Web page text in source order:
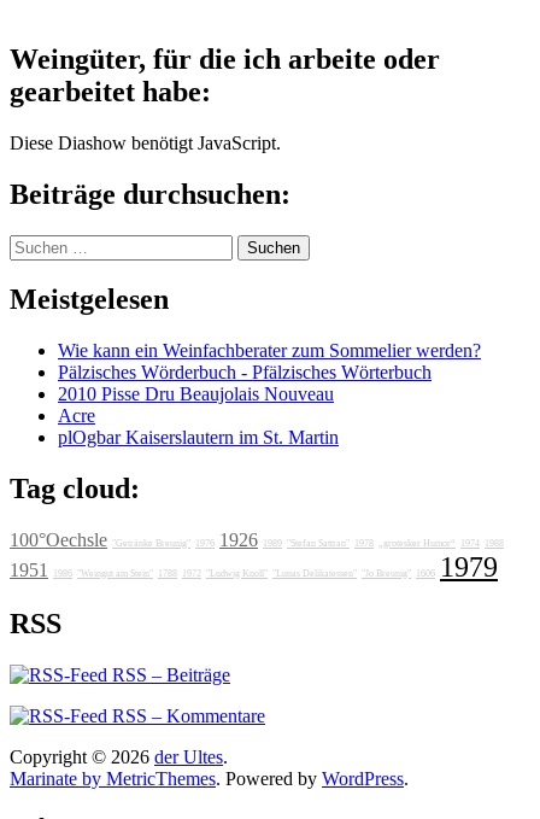
Weingüter, für die ich arbeite oder
gearbeitet habe:
Diese Diashow benötigt JavaScript.
Beiträge durchsuchen:
Suchen
nach:
Meistgelesen
Wie kann ein Weinfachberater zum Sommelier werden?
Pälzisches Wörderbuch - Pfälzisches Wörterbuch
2010 Pisse Dru Beaujolais Nouveau
Acre
plOgbar Kaiserslautern im St. Martin
Tag cloud:
100°Oechsle "Getränke Breunig" 1976 1926 1989 "Stefan Sattran" 1978 „grotesker Humor“ 1974 1988
1951 1986 "Weingut am Stein" 1788 1972 "Ludwig Knoll" "Lunas Delikatessen" "Jo Breunig" 1606
1979
RSS
RSS – Beiträge
RSS – Kommentare
Copyright © 2026 der Ultes.
Marinate by MetricThemes. Powered by WordPress.